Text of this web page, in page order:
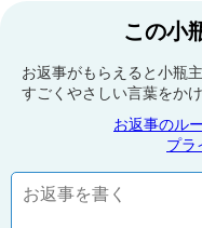
この小
お返事がもらえると小瓶
すごくやさしい言葉をか
お返事のル
プラ